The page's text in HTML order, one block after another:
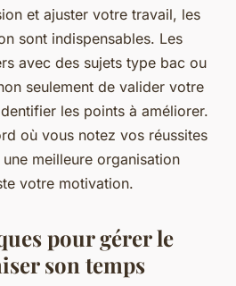
et ajuster votre travail, les
sont indispensables. Les
avec des sujets type bac ou
seulement de valider votre
les points à améliorer.
où vous notez vos réussites
meilleure organisation
votre motivation.
pour gérer le
son temps